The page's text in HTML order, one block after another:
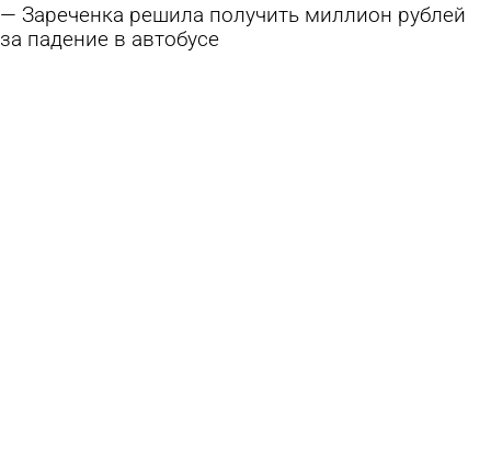
Зареченка решила получить миллион рублей
за падение в автобусе